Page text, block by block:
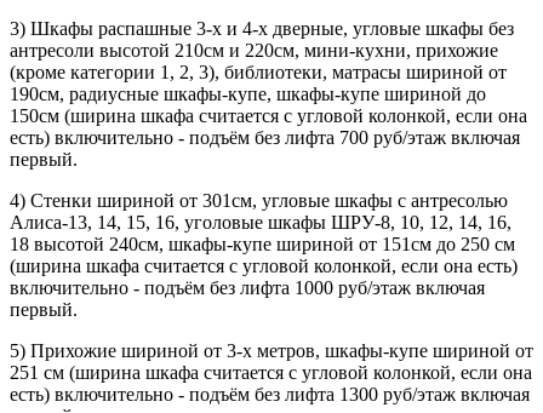
3) Шкафы распашные 3-х и 4-х дверные, угловые шкафы без
антресоли высотой 210см и 220см, мини-кухни, прихожие
(кроме категории 1, 2, 3), библиотеки, матрасы шириной от
190см, радиусные шкафы-купе, шкафы-купе шириной до
150см (ширина шкафа считается с угловой колонкой, если она
есть) включительно - подъём без лифта 700 руб/этаж включая
первый.
4) Стенки шириной от 301см, угловые шкафы с антресолью
Алиса-13, 14, 15, 16, уголовые шкафы ШРУ-8, 10, 12, 14, 16,
18 высотой 240см, шкафы-купе шириной от 151см до 250 см
(ширина шкафа считается с угловой колонкой, если она есть)
включительно - подъём без лифта 1000 руб/этаж включая
первый.
5) Прихожие шириной от 3-х метров, шкафы-купе шириной от
251 см (ширина шкафа считается с угловой колонкой, если она
есть) включительно - подъём без лифта 1300 руб/этаж включая